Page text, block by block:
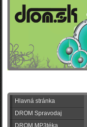
Hlavná stránka
DROM Spravodaj
DROM MP3téka